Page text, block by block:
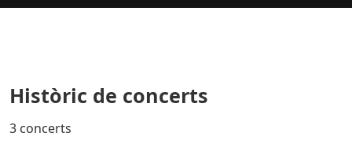
Històric de concerts
3 concerts